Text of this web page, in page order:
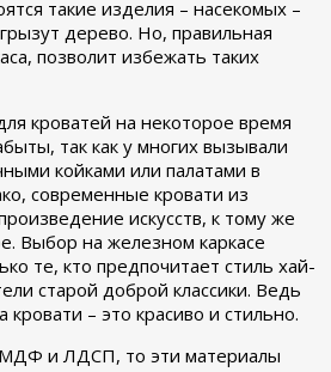
такие изделия – насекомых –
дерево. Но, правильная
позволит избежать таких
кроватей на некоторое время
так как у многих вызывали
койками или палатами в
современные кровати из
искусств, к тому же
Выбор на железном каркасе
те, кто предпочитает стиль хай-
старой доброй классики. Ведь
кровати – это красиво и стильно.
и ЛДСП, то эти материалы